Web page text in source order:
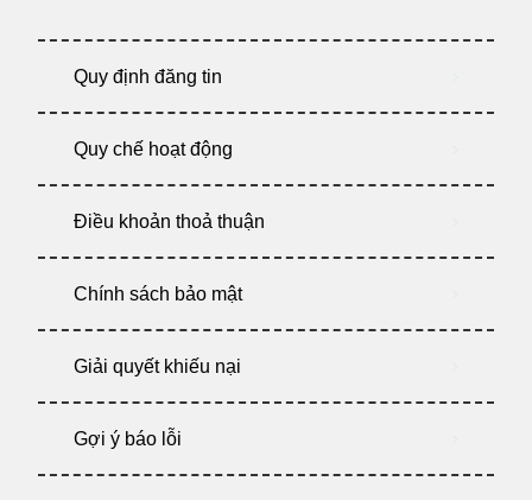
Quy định đăng tin
Quy chế hoạt động
Điều khoản thoả thuận
Chính sách bảo mật
Giải quyết khiếu nại
Gợi ý báo lỗi